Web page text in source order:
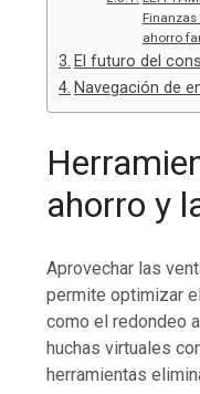
Finanzas
ahorro
El futuro del
Navegación de
ahorro y
Aprovechar las
permite optimizar
como el redondeo
huchas virtuales
herramientas